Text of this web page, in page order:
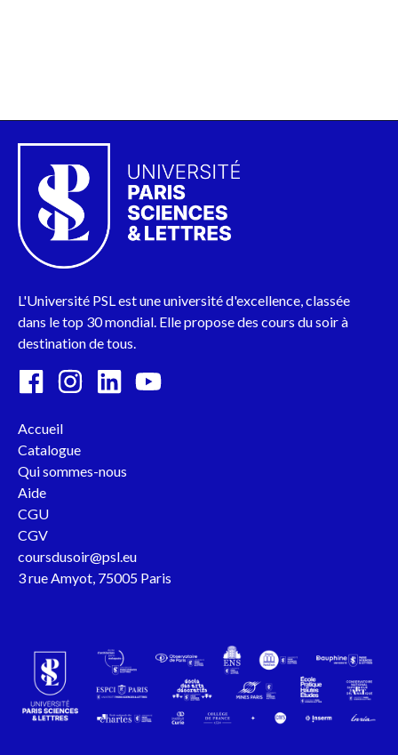
L'Université PSL est une université d'excellence, classée
dans le top 30 mondial. Elle propose des cours du soir à
destination de tous.
Accueil
Catalogue
Qui sommes-nous
Aide
CGU
CGV
coursdusoir@psl.eu
3 rue Amyot, 75005 Paris